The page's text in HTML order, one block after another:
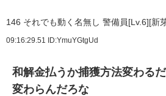
146 それでも動く名無し 警備員[Lv.6][新
09:16:29.51 ID:YmuYGtgUd
和解金払うか捕獲方法変わる
変わらんだろな